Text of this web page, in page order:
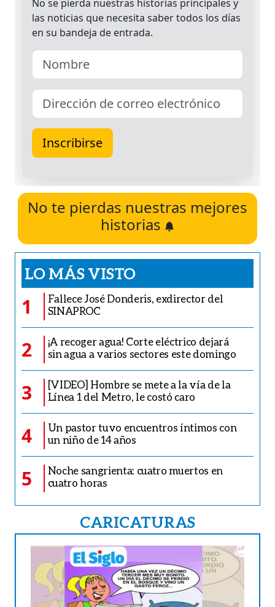
No te pierdas nuestras mejores
historias
LO MÁS VISTO
1
Fallece José Donderis, exdirector del
SINAPROC
2
¡A recoger agua! Corte eléctrico dejará
sin agua a varios sectores este domingo
3
[VIDEO] Hombre se mete a la vía de la
Línea 1 del Metro, le costó caro
4
Un pastor tuvo encuentros íntimos con
un niño de 14 años
5
Noche sangrienta: cuatro muertos en
cuatro horas
CARICATURAS